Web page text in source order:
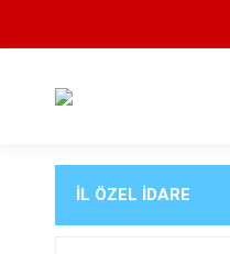
İL ÖZEL İDARE